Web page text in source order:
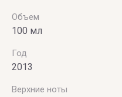
Объем
100 мл
Год
2013
Верхние ноты